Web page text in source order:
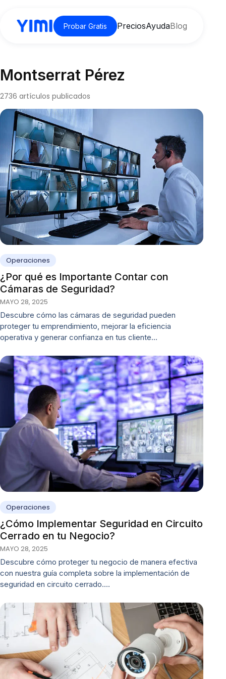
Probar Gratis PreciosAyudaBlog
Montserrat Pérez
2736 artículos publicados
Operaciones
¿Por qué es Importante Contar con
Cámaras de Seguridad?
MAYO 28, 2025
Descubre cómo las cámaras de seguridad pueden
proteger tu emprendimiento, mejorar la eficiencia
operativa y generar confianza en tus cliente…
Operaciones
¿Cómo Implementar Seguridad en Circuito
Cerrado en tu Negocio?
MAYO 28, 2025
Descubre cómo proteger tu negocio de manera efectiva
con nuestra guía completa sobre la implementación de
seguridad en circuito cerrado.…